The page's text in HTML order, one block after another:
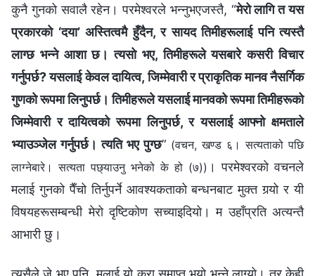
कुनै गुनको सवालै रहेन। परमेश्‍वरले भन्नुभएजस्तै, “मेरो लागि त यस
प्रकारको ‘दया’ अस्तित्वमै हुँदैन, र सायद तिमीहरूलाई पनि त्यस्तै
लाग्छ भन्‍ने आशा छ। त्यसो भए, तिमीहरूले यसबारे कसरी विचार
गर्नुपर्छ? यसलाई केवल दायित्व, जिम्‍मेवारी र प्राकृतिक मानव नैसर्गिक
गुणको रूपमा लिनुपर्छ। तिमीहरूले यसलाई मानवको रूपमा तिमीहरूको
जिम्‍मेवारी र दायित्वको रूपमा लिनुपर्छ, र यसलाई आफ्‍नो क्षमताले
भ्याउञ्‍जेल गर्नुपर्छ। त्यति भए पुग्छ” (वचन, खण्ड ६। सत्यताको पछि
लाग्‍नेबारे। सत्यता पछ्याउनु भनेको के हो (७)) । परमेश्‍वरको वचनले
मलाई गुनको पैँचो तिर्नुपर्ने आवश्यकताको बन्धनबाट मुक्त गर्‍यो र यी
विषयहरूसम्बन्धी मेरो दृष्‍टिकोण सच्याइदियो। म उहाँप्रति अत्यन्तै
आभारी छु।